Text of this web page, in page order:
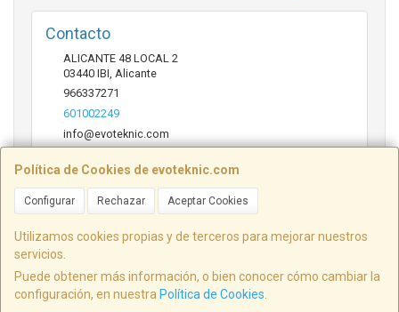
Política de Cookies de evoteknic.com
Configurar Rechazar Aceptar Cookies
Utilizamos cookies propias y de terceros para mejorar nuestros
servicios.
Puede obtener más información, o bien conocer cómo cambiar la
configuración, en nuestra Política de Cookies
Contacto
ALICANTE 48 LOCAL 2
03440 IBI Alicante
966337271
601002249
info@evoteknic.com
Horario
ALICANTE 48 LOCAL 2, 03440, Alicante, España. - C.I.F.: B54578497 - Tfno:
601002249